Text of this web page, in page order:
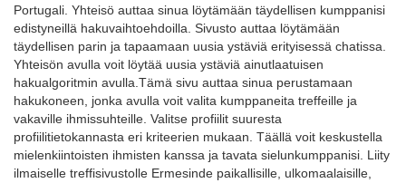
Portugali. Yhteisö auttaa sinua löytämään täydellisen kumppanisi
edistyneillä hakuvaihtoehdoilla. Sivusto auttaa löytämään
täydellisen parin ja tapaamaan uusia ystäviä erityisessä chatissa.
Yhteisön avulla voit löytää uusia ystäviä ainutlaatuisen
hakualgoritmin avulla.Tämä sivu auttaa sinua perustamaan
hakukoneen, jonka avulla voit valita kumppaneita treffeille ja
vakaville ihmissuhteille. Valitse profiilit suuresta
profiilitietokannasta eri kriteerien mukaan. Täällä voit keskustella
mielenkiintoisten ihmisten kanssa ja tavata sielunkumppanisi. Liity
ilmaiselle treffisivustolle Ermesinde paikallisille, ulkomaalaisille,